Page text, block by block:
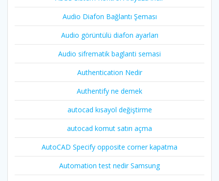
Audio Diafon Bağlantı Şeması
Audio görüntülü diafon ayarları
Audio sifrematik baglanti semasi
Authentication Nedir
Authentify ne demek
autocad kısayol değiştirme
autocad komut satırı açma
AutoCAD Specify opposite corner kapatma
Automation test nedir Samsung